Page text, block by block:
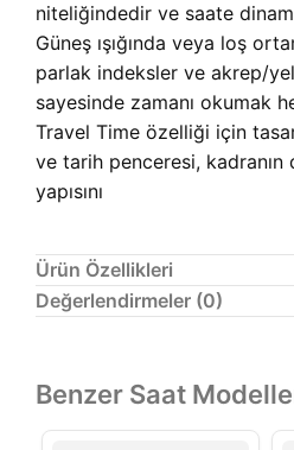
niteliğindedir ve saate
Güneş ışığında veya loş
parlak indeksler ve akrep/
sayesinde zamanı okumak
Travel Time özelliği için
ve tarih penceresi, kadranın
yapısını
Ürün Özellikleri
Değerlendirmeler (0)
Benzer Saat